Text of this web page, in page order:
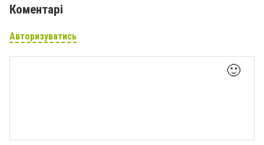
Коментарі
Авторизуватись
🙂